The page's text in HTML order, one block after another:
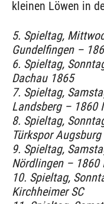
kleinen Löwen in
5. Spieltag,
Gundelfingen –
6. Spieltag,
Dachau 1865
7. Spieltag,
Landsberg – 1860
8. Spieltag,
Türkspor
9. Spieltag,
Nördlingen – 1860
10. Spieltag,
Kirchheimer SC